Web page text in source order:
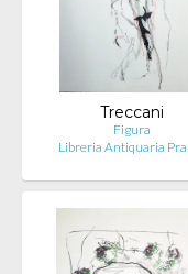
Treccani
Figura
Libreria Antiquaria